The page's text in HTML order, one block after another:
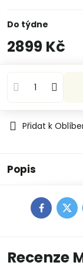
Do týdne
2899 Kč
Přidat k
Popis
Facebook
Recenze